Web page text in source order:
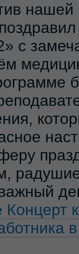
с
Концерт